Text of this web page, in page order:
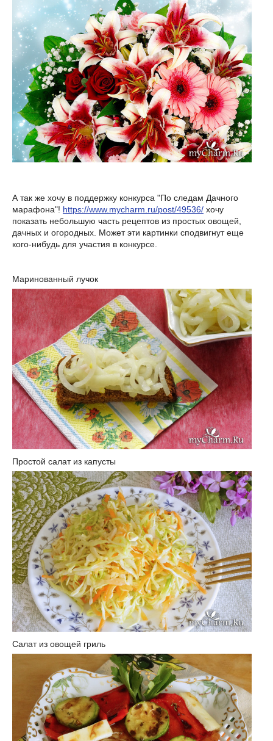
А так же хочу в поддержку конкурса "По следам Дачного
марафона"! https://www.mycharm.ru/post/49536/ хочу
показать небольшую часть рецептов из простых овощей,
дачных и огородных. Может эти картинки сподвигнут еще
кого-нибудь для участия в конкурсе.
Маринованный лучок
Простой салат из капусты
Салат из овощей гриль